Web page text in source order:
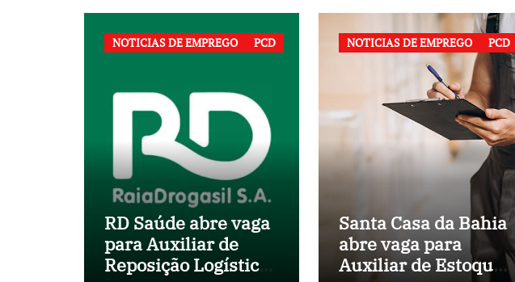
NOTICIAS DE EMPREGO PCD
RD Saúde abre vaga
para Auxiliar de
Reposição Logística
NOTICIAS DE EMPREGO PCD
Santa Casa da Bahia
abre vaga para
Auxiliar de Estoque